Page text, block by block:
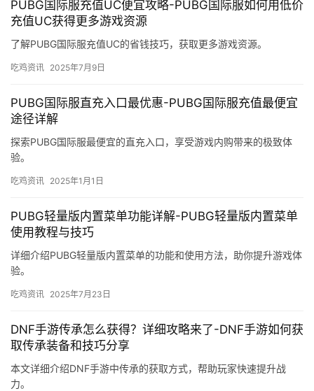
PUBG国际服充值UC便宜攻略-PUBG国际服如何用低价
充值UC获得更多游戏资源
了解PUBG国际服充值UC的省钱技巧，获取更多游戏资源。
吃鸡资讯 2025年7月9日
PUBG国际服直充入口最优惠-PUBG国际服充值最便宜
途径详解
探索PUBG国际服最便宜的直充入口，享受游戏内购带来的极致体
验。
吃鸡资讯 2025年1月1日
PUBG轻量版内置菜单功能详解-PUBG轻量版内置菜单
使用教程与技巧
详细介绍PUBG轻量版内置菜单的功能和使用方法，助你提升游戏体
验。
吃鸡资讯 2025年7月23日
DNF手游传承怎么获得？详细攻略来了-DNF手游如何获
取传承装备和技巧分享
本文详细介绍DNF手游中传承的获取方式，帮助玩家快速提升战
力。